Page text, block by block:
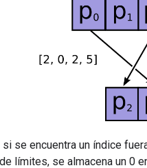
se encuentra un índice
límites, se almacena un 0